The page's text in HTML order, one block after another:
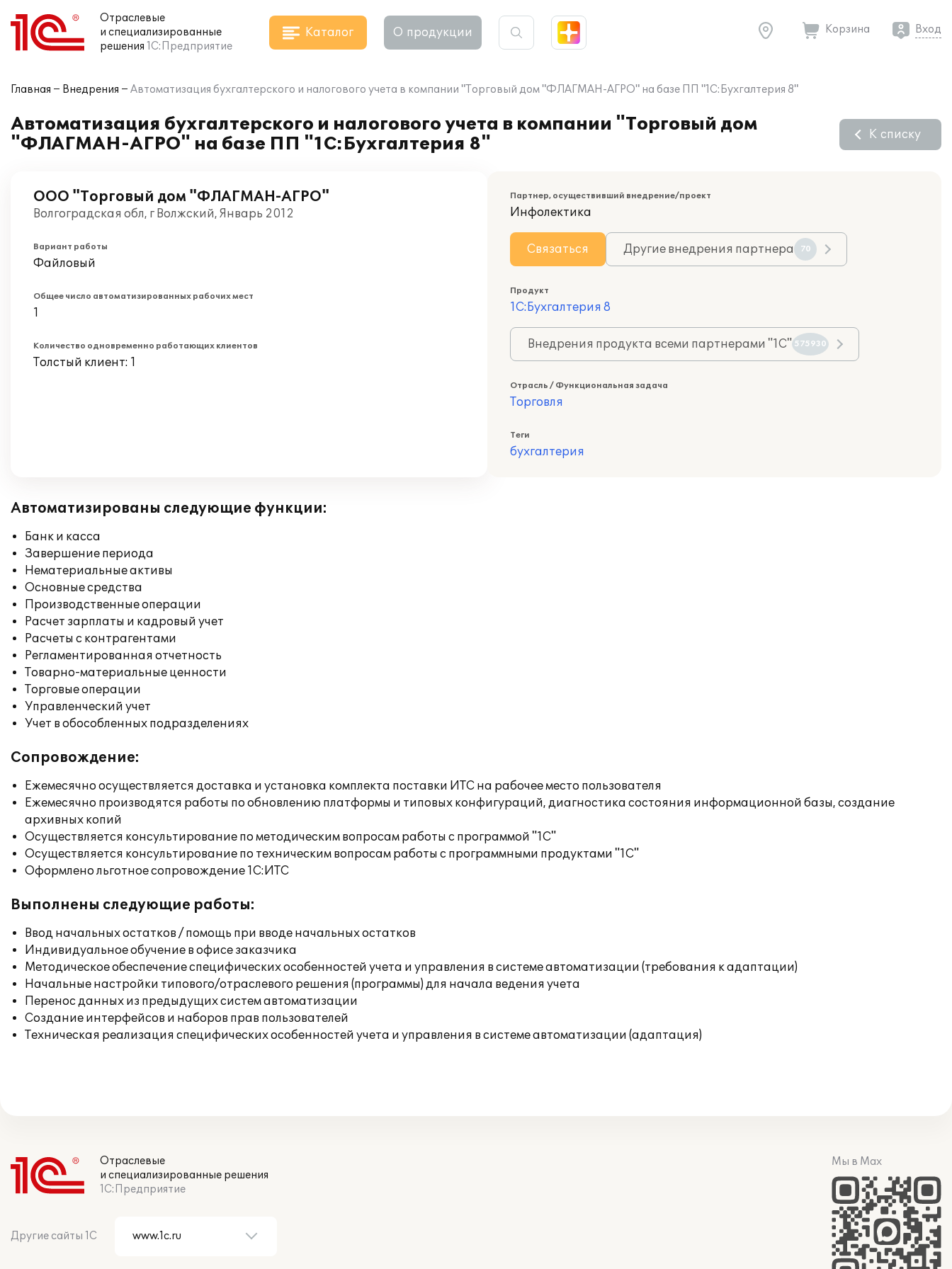
Отраслевые
и специализированные
решения 1С:Предприятие
Каталог О продукции Корзина Вход
Главная Внедрения Автоматизация бухгалтерского и налогового учета в компании "Торговый дом "ФЛАГМАН-АГРО" на базе ПП "1С:Бухгалтерия 8"
Автоматизация бухгалтерского и налогового учета в компании "Торговый дом
"ФЛАГМАН-АГРО" на базе ПП "1С:Бухгалтерия 8"
К списку
ООО "Торговый дом "ФЛАГМАН-АГРО"
Волгоградская обл, г Волжский, Январь 2012
Вариант работы
Файловый
Общее число автоматизированных рабочих мест
1
Количество одновременно работающих клиентов
Толстый клиент: 1
Партнер, осуществивший внедрение/проект
Инфолектика
Связаться Другие внедрения партнера 70
Продукт
1С:Бухгалтерия 8
Внедрения продукта всеми партнерами "1С" 575930
Отрасль / Функциональная задача
Торговля
Теги
бухгалтерия
Автоматизированы следующие функции:
Банк и касса
Завершение периода
Нематериальные активы
Основные средства
Производственные операции
Расчет зарплаты и кадровый учет
Расчеты с контрагентами
Регламентированная отчетность
Товарно-материальные ценности
Торговые операции
Управленческий учет
Учет в обособленных подразделениях
Сопровождение:
Ежемесячно осуществляется доставка и установка комплекта поставки ИТС на рабочее место пользователя
Ежемесячно производятся работы по обновлению платформы и типовых конфигураций, диагностика состояния информационной базы, создание
архивных копий
Осуществляется консультирование по методическим вопросам работы с программой "1С"
Осуществляется консультирование по техническим вопросам работы с программными продуктами "1С"
Оформлено льготное сопровождение 1С:ИТС
Выполнены следующие работы:
Ввод начальных остатков / помощь при вводе начальных остатков
Индивидуальное обучение в офисе заказчика
Методическое обеспечение специфических особенностей учета и управления в системе автоматизации (требования к адаптации)
Начальные настройки типового/отраслевого решения (программы) для начала ведения учета
Перенос данных из предыдущих систем автоматизации
Создание интерфейсов и наборов прав пользователей
Техническая реализация специфических особенностей учета и управления в системе автоматизации (адаптация)
Отраслевые
и специализированные решения
1С:Предприятие
Другие сайты 1С
Мы в Max